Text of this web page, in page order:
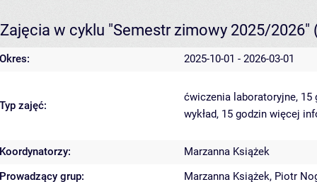
Zajęcia w cyklu "Semestr zimowy 2025/2026"
Okres: 2025-10-01 - 2026-03-01
Typ zajęć:
ćwiczenia laboratoryjne, 15
wykład, 15 godzin więcej
Koordynatorzy:
Marzanna Książek
Prowadzący grup:
Marzanna Książek, Piotr